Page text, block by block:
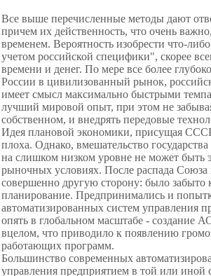
Все выше перечисленные методы дают
причем их действенность, что очень
временем. Вероятность изобрести что-
учетом российской специфики", скорее
времени и денег. По мере все более
России в цивилизованный рынок,
имеет смысл максимально быстрыми
лучший мировой опыт, при этом не
собственном, и внедрять передовые
Идея плановой экономики, присущая
плоха. Однако, вмешательство
на слишком низком уровне не может быть
рыночных условиях. После распада Союза
совершенно другую сторону: было забыто
планирование. Предпринимались и
автоматизированных систем управления
опять в глобальном масштабе - создание
вцелом, что приводило к появлению
работающих программ.
Большинство современных
управления предприятием в той или иной